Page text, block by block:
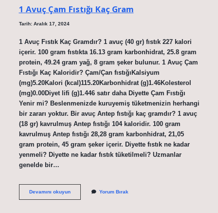
1 Avuç Çam Fıstığı Kaç Gram
Tarih: Aralık 17, 2024
1 Avuç Fıstık Kaç Gramdır? 1 avuç (40 gr) fıstık 227 kalori
içerir. 100 gram fıstıkta 16.13 gram karbonhidrat, 25.8 gram
protein, 49.24 gram yağ, 8 gram şeker bulunur. 1 Avuç Çam
Fıstığı Kaç Kaloridir? Çam/Çan fıstığıKalsiyum
(mg)5.20Kalori (kcal)115.20Karbonhidrat (g)1.46Kolesterol
(mg)0.00Diyet lifi (g)1.446 satır daha Diyette Çam Fıstığı
Yenir mi? Beslenmenizde kuruyemiş tüketmenizin herhangi
bir zararı yoktur. Bir avuç Antep fıstığı kaç gramdır? 1 avuç
(18 gr) kavrulmuş Antep fıstığı 104 kaloridir. 100 gram
kavrulmuş Antep fıstığı 28,28 gram karbonhidrat, 21,05
gram protein, 45 gram şeker içerir. Diyette fıstık ne kadar
yenmeli? Diyette ne kadar fıstık tüketilmeli? Uzmanlar
genelde bir…
Devamını okuyun1
Yorum Bırak